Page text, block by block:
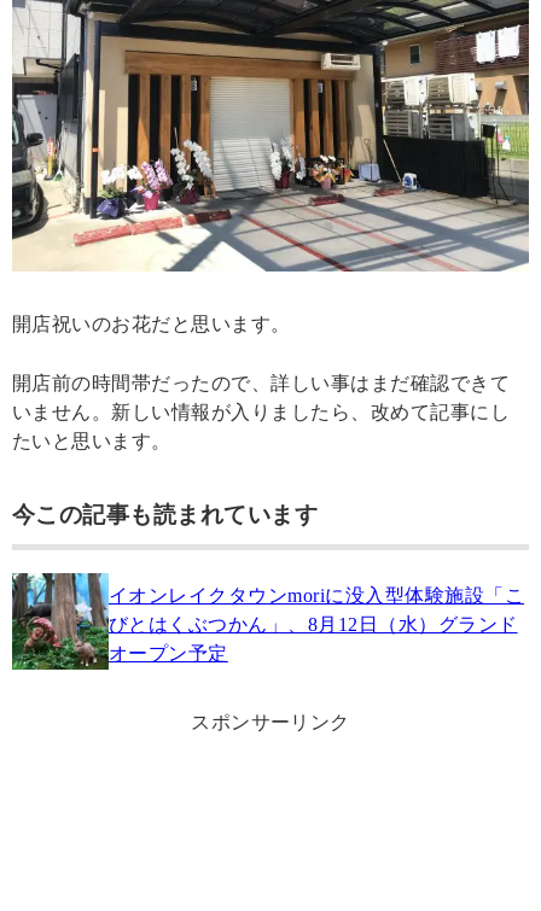
開店祝いのお花だと思います。
開店前の時間帯だったので、詳しい事はまだ確認できて
いません。新しい情報が入りましたら、改めて記事にし
たいと思います。
今この記事も読まれています
イオンレイクタウンmoriに没入型体験施設「こ
びとはくぶつかん」、8月12日（水）グランド
オープン予定
スポンサーリンク